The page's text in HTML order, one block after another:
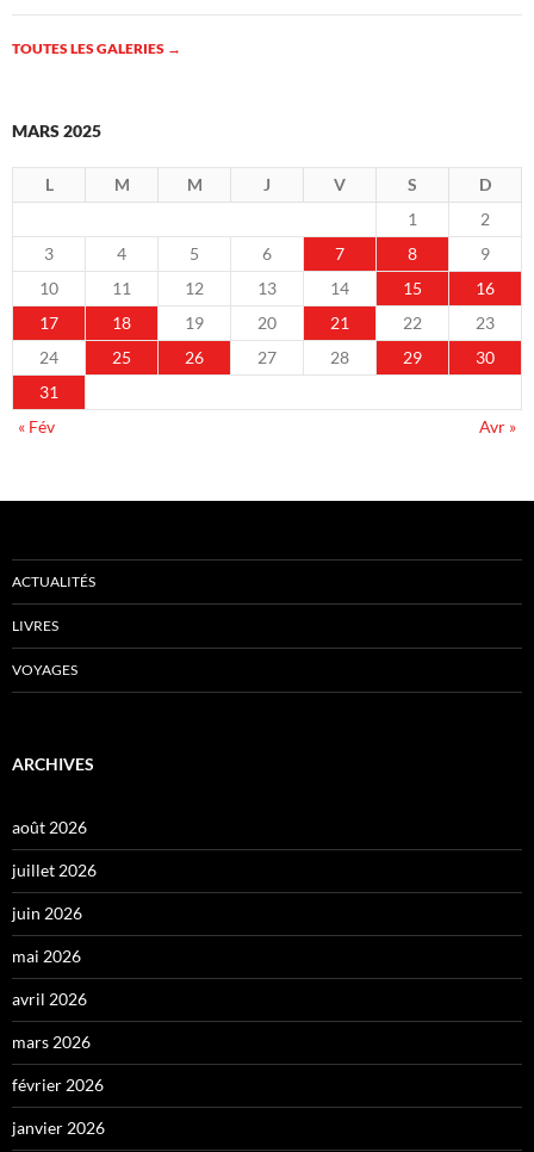
TOUTES LES GALERIES →
MARS 2025
L M M J V S
D
1
2
3
4 5 6 7 8
9
10
11 12 13 14 15
16
17
18 19 20 21 22
23
24
25 26 27 28 29
30
31
« Fév
Avr »
ACTUALITÉS
LIVRES
VOYAGES
ARCHIVES
août 2026
juillet 2026
juin 2026
mai 2026
avril 2026
mars 2026
février 2026
janvier 2026